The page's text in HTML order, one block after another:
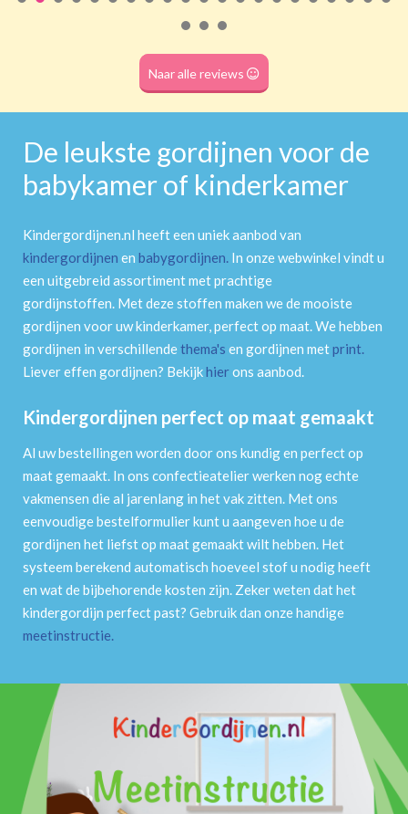
(dubbele tunnel)
Naar alle reviews
De leukste gordijnen voor de
babykamer of kinderkamer
Kindergordijnen.nl heeft een uniek aanbod van
kindergordijnen en babygordijnen. In onze webwinkel vindt u
een uitgebreid assortiment met prachtige
gordijnstoffen. Met deze stoffen maken we de mooiste
gordijnen voor uw kinderkamer, perfect op maat. We hebben
gordijnen in verschillendethema's en gordijnen metprint.
Liever effen gordijnen? Bekijkhierons aanbod.
Kindergordijnen perfect op maat gemaakt
Al uw bestellingen worden door ons kundig en perfect op
maat gemaakt. In ons confectieatelier werken nog echte
vakmensen die al jarenlang in het vak zitten. Met ons
eenvoudige bestelformulier kunt u aangeven hoe u de
gordijnen het liefst op maat gemaakt wilt hebben. Het
systeem berekend automatisch hoeveel stof u nodig heeft
en wat de bijbehorende kosten zijn. Zeker weten dat het
kindergordijn perfect past? Gebruik dan onze handige
meetinstructie.